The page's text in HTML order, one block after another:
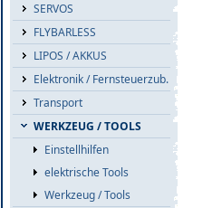
SERVOS
FLYBARLESS
LIPOS / AKKUS
Elektronik / Fernsteuerzub.
Transport
WERKZEUG / TOOLS
Einstellhilfen
elektrische Tools
Werkzeug / Tools